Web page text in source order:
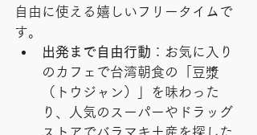
自由に使える嬉しいフリータイムで
す。
出発まで自由行動 ：お気に入り
のカフェで台湾朝食の「豆漿
（トウジャン）」を味わった
り、人気のスーパーやドラッグ